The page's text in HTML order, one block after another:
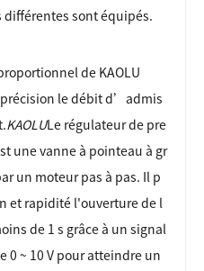
différentes sont équipés.
de KAOLU
le débit d’admis
KAOLULe régulateur de pre
une vanne à pointeau à gr
un moteur pas à pas. Il p
et rapidité l'ouverture de l
de 1 s grâce à un signal
0 ~ 10 V pour atteindre un